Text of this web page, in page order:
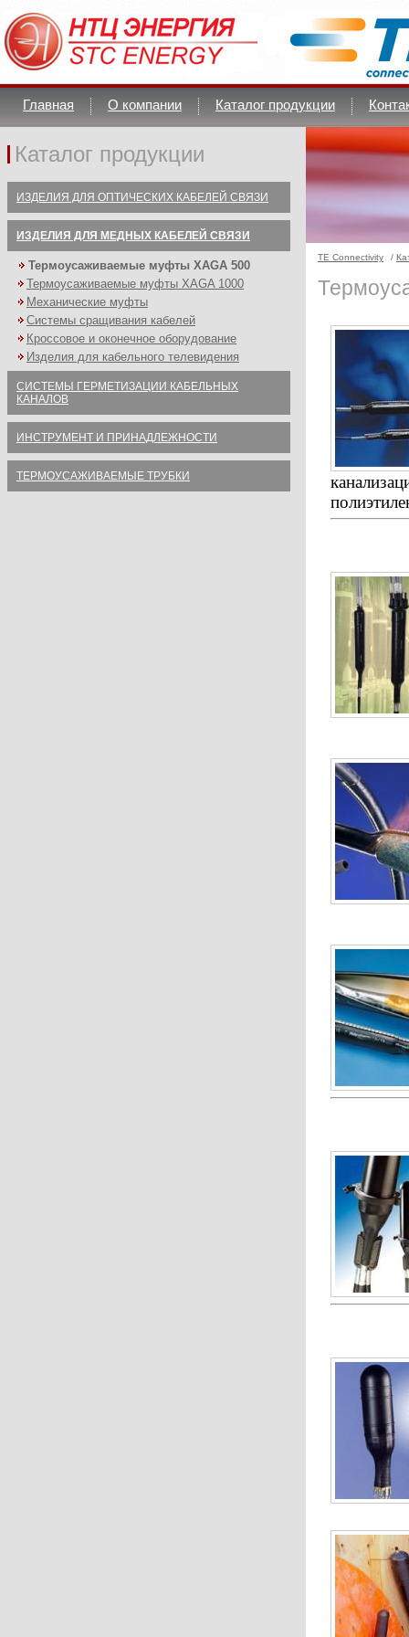
Главная О компании Каталог продукции
Каталог продукции
ИЗДЕЛИЯ ДЛЯ ОПТИЧЕСКИХ КАБЕЛЕЙ СВЯЗИ
ИЗДЕЛИЯ ДЛЯ МЕДНЫХ КАБЕЛЕЙ СВЯЗИ
Термоусаживаемые муфты XAGA 500
Термоусаживаемые муфты XAGA 1000
Механические муфты
Системы сращивания кабелей
Кроссовое и оконечное оборудование
Изделия для кабельного телевидения
СИСТЕМЫ ГЕРМЕТИЗАЦИИ КАБЕЛЬНЫХ
КАНАЛОВ
ИНСТРУМЕНТ И ПРИНАДЛЕЖНОСТИ
ТЕРМОУСАЖИВАЕМЫЕ ТРУБКИ
TE Connectivity /